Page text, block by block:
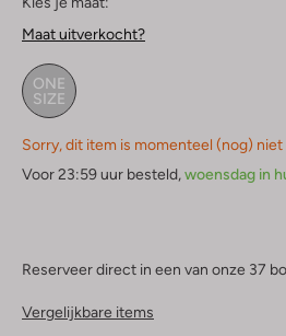
Maat uitverkocht?
ONE
SIZE
Sorry, dit item is momenteel (nog) niet
Voor 23:59 uur besteld,woensdag in
Reserveer direct in een van onze 37
Vergelijkbare items